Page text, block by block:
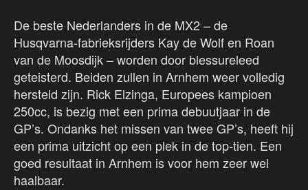
De beste Nederlanders in de MX2 – de
Husqvarna-fabrieksrijders Kay de Wolf en Roan
van de Moosdijk – worden door blessureleed
geteisterd. Beiden zullen in Arnhem weer volledig
hersteld zijn. Rick Elzinga, Europees kampioen
250cc, is bezig met een prima debuutjaar in de
GP’s. Ondanks het missen van twee GP’s, heeft hij
een prima uitzicht op een plek in de top-tien. Een
goed resultaat in Arnhem is voor hem zeer wel
haalbaar.